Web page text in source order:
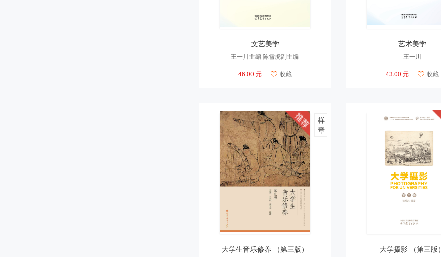
文艺美学
王一川主编 陈雪虎副主编
46.00 元
 收藏
艺术美学
王一川
43.00 元
 收藏
大学生音乐修养 （第三版）
样
章
大学摄影 （第三版）